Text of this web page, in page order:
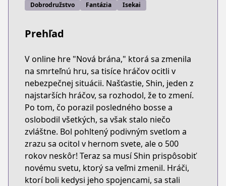
Dobrodružstvo Fantázia Isekai
Prehľad
V online hre "Nová brána," ktorá sa zmenila
na smrteľnú hru, sa tisíce hráčov ocitli v
nebezpečnej situácii. Našťastie, Shin, jeden z
najstarších hráčov, sa rozhodol, že to zmení.
Po tom, čo porazil posledného bosse a
oslobodil všetkých, sa však stalo niečo
zvláštne. Bol pohltený podivným svetlom a
zrazu sa ocitol v hernom svete, ale o 500
rokov neskôr! Teraz sa musí Shin prispôsobiť
novému svetu, ktorý sa veľmi zmenil. Hráči,
ktorí boli kedysi jeho spojencami, sa stali